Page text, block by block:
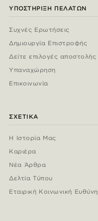
ΥΠΟΣΤΉΡΙΞΗ ΠΕΛΑΤΏΝ
Συχνές Ερωτήσεις
Δημιουργία Επιστροφής
Δείτε επιλογές αποστολής
Υπαναχώρηση
Επικοινωνία
ΣΧΕΤΙΚΆ
Η Ιστορία Μας
Καριέρα
Νέα Άρθρα
Δελτία Τύπου
Εταιρική Κοινωνική Ευθύνη